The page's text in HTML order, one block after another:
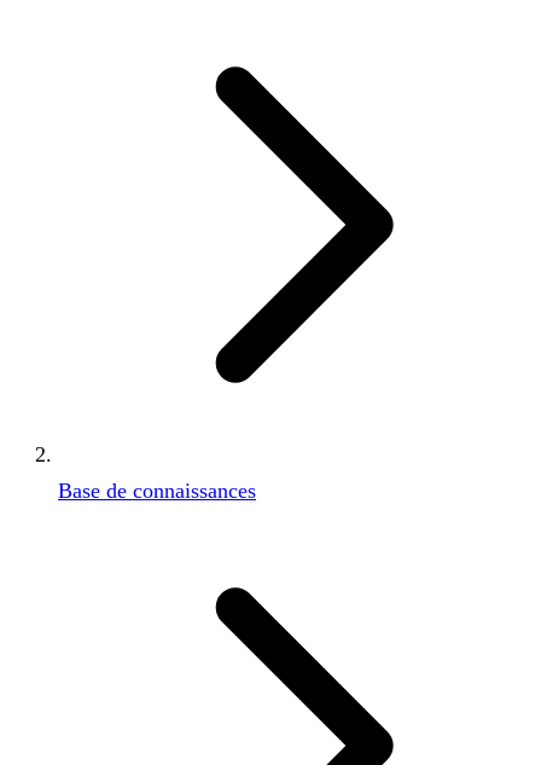
Base de connaissances